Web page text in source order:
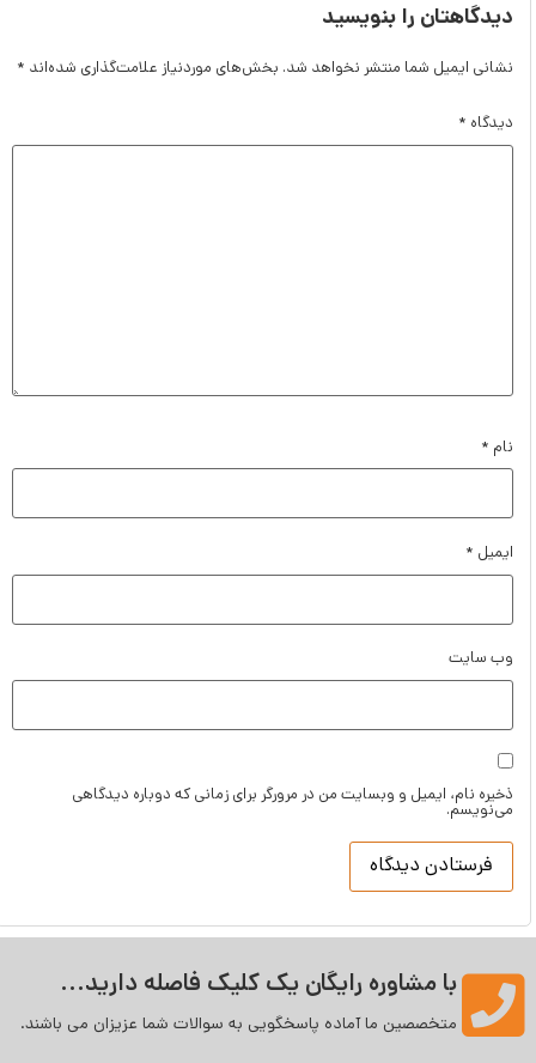
دیدگاهتان را بنویسید
نشانی ایمیل شما منتشر نخواهد شد.بخش‌های موردنیاز علامت‌گذاری شده‌اند*
دیدگاه*
نام*
ایمیل*
وب‌ سایت
ذخیره نام، ایمیل و وبسایت من در مرورگر برای زمانی که دوباره دیدگاهی
می‌نویسم.
با مشاوره رایگان یک کلیک فاصله دارید...
متخصصین ما آماده پاسخگویی به سوالات شما عزیزان می‌ باشند.